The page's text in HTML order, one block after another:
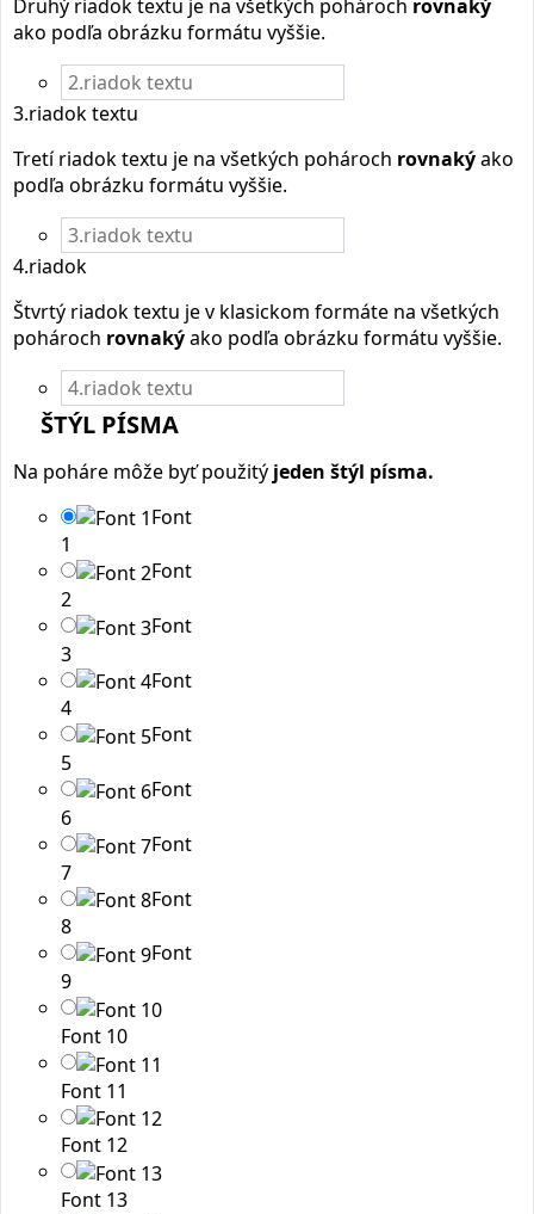
Druhý riadok textu je na všetkých pohároch rovnaký
ako podľa obrázku formátu vyššie.
3.riadok textu
Tretí riadok textu je na všetkých pohároch rovnakýako
podľa obrázku formátu vyššie.
4.riadok
Štvrtý riadok textu je v klasickom formáte na všetkých
pohároch rovnakýako podľa obrázku formátu vyššie.
ŠTÝL PÍSMA
Na poháre môže byť použitý jeden štýl písma.
Font
1
Font
2
Font
3
Font
4
Font
5
Font
6
Font
7
Font
8
Font
9
Font 10
Font 11
Font 12
Font 13